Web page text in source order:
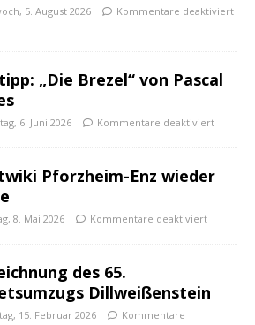
5. August 2026 Kommentare deaktiviert
„Die Brezel“ von Pascal
6. Juni 2026 Kommentare deaktiviert
Pforzheim-Enz wieder
8. Mai 2026 Kommentare deaktiviert
des 65.
Dillweißenstein
15. Februar 2026
Kommentare